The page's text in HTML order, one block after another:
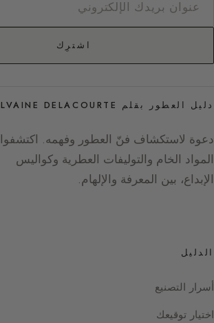
اشترِك
دليل العطور بقلم SYLVAINE DELACOURTE
دعوة لاستكشاف فنّ العطور وفهمه. اكتشفوا
المواد الخام والتوليفات العطرية وكواليس
الإبداع، بين المعرفة والإلهام.
الدليل
أسرار التصنيع
اختيار توقيعك